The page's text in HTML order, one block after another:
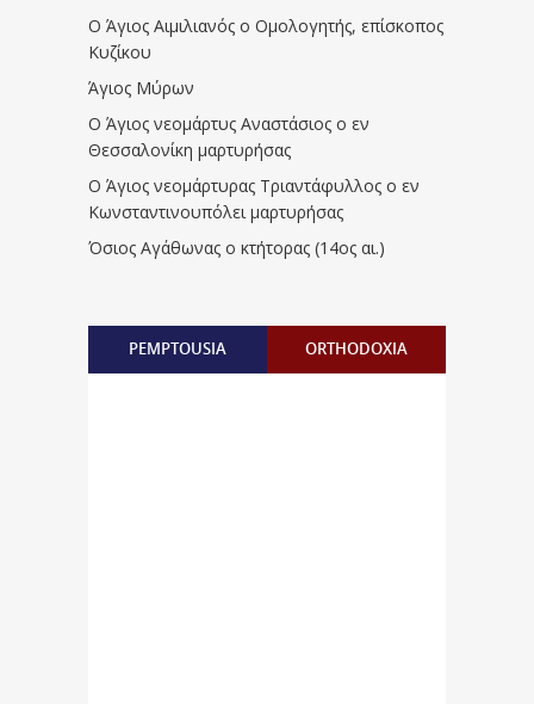
Ο Άγιος Αιμιλιανός ο Ομολογητής, επίσκοπος
Κυζίκου
Άγιος Μύρων
Ο Άγιος νεομάρτυς Αναστάσιος ο εν
Θεσσαλονίκη μαρτυρήσας
Ο Άγιος νεομάρτυρας Τριαντάφυλλος ο εν
Κωνσταντινουπόλει μαρτυρήσας
Όσιος Αγάθωνας ο κτήτορας (14ος αι.)
PEMPTOUSIA ORTHODOXIA